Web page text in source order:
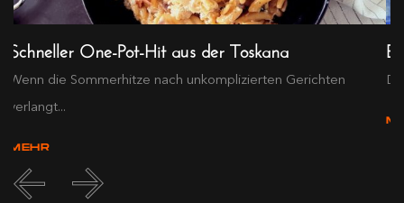
Schneller One-Pot-Hit aus der Toskana
Wenn die Sommerhitze nach unkomplizierten Gerichten
verlangt...
MEHR